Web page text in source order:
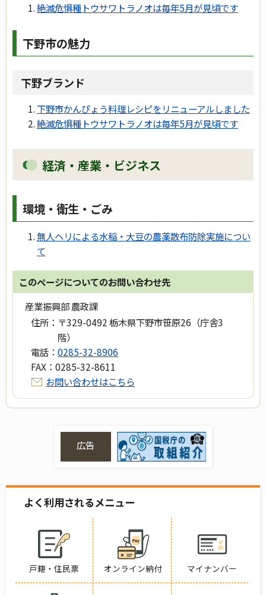
絶滅危惧種トウサワトラノオは毎年5月が見頃です
下野市の魅力
下野ブランド
下野市かんぴょう料理レシピをリニューアルしました
絶滅危惧種トウサワトラノオは毎年5月が見頃です
経済・産業・ビジネス
環境・衛生・ごみ
無人ヘリによる水稲・大豆の農薬散布防除実施につい
て
このページについてのお問い合わせ先
産業振興部 農政課
住所： 〒329-0492 栃木県下野市笹原26（庁舎3
階）
電話： 0285-32-8906
FAX： 0285-32-8611
お問い合わせはこちら
広告
よく利用されるメニュー
戸籍・住民票 オンライン納付 マイナンバー